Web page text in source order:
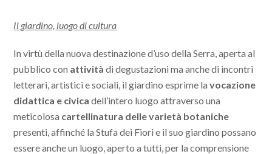
Il giardino, luogo di cultura
In virtù della nuova destinazione d’uso della Serra, aperta al
pubblico con attività di degustazioni ma anche di incontri
letterari, artistici e sociali, il giardino esprime lavocazione
didattica e civica dell’intero luogo attraverso una
meticolosa cartellinatura delle varietà botaniche
presenti, affinché la Stufa dei Fiori e il suo giardino possano
essere anche un luogo, aperto a tutti, per la comprensione